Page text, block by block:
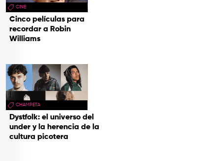
CINE
Cinco películas para
recordar a Robin
Williams
CHAMPETA
Dystfolk: el universo del
under y la herencia de la
cultura picotera